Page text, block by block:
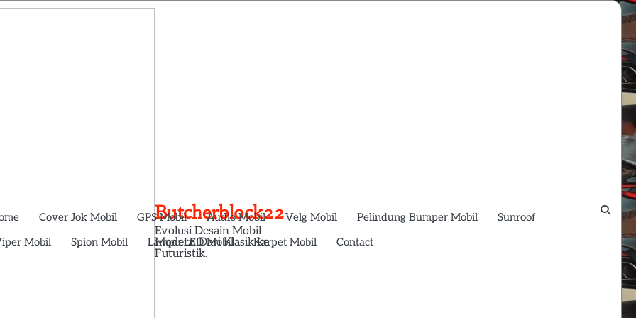
Butcherblock22
Evolusi Desain Mobil
Modern Dari Klasik ke
Futuristik.
Cover Jok Mobil GPS Mobil Audio Mobil Velg Mobil Pelindung Bumper Mobil
Sunroof
Mobil
Spion Mobil Lampu LED Mobil Karpet Mobil Contact